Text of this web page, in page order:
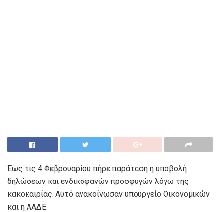
Έως τις 4 Φεβρουαρίου πήρε παράταση η υποβολή
δηλώσεων και ενδικοφανών προσφυγών λόγω της
κακοκαιρίας. Αυτό ανακοίνωσαν υπουργείο Οικονομικών
και η ΑΑΔΕ.